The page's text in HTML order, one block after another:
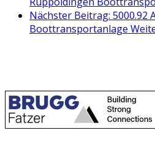
Nächster Beitrag: 5000.92
Boottransportanlage